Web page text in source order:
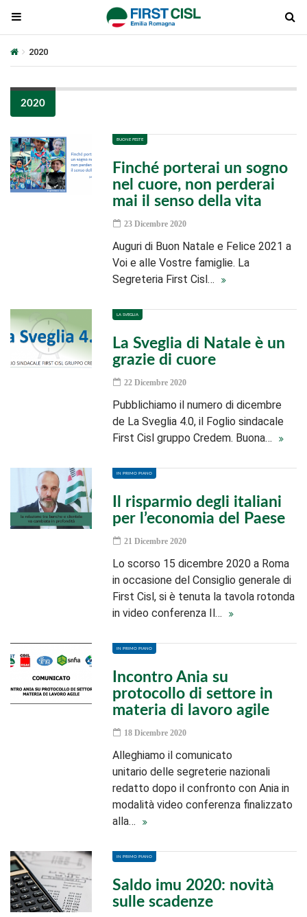
2020
2020
BUONE FESTE
Finché porterai un sogno
nel cuore, non perderai
mai il senso della vita
23 Dicembre 2020
Auguri di Buon Natale e Felice 2021 a
Voi e alle Vostre famiglie. La
Segreteria First Cisl…
LA SVEGLIA
La Sveglia di Natale è un
grazie di cuore
22 Dicembre 2020
Pubblichiamo il numero di dicembre
de La Sveglia 4.0, il Foglio sindacale
First Cisl gruppo Credem. Buona…
IN PRIMO PIANO
Il risparmio degli italiani
per l’economia del Paese
21 Dicembre 2020
Lo scorso 15 dicembre 2020 a Roma
in occasione del Consiglio generale di
First Cisl, si è tenuta la tavola rotonda
in video conferenza Il…
IN PRIMO PIANO
Incontro Ania su
protocollo di settore in
materia di lavoro agile
18 Dicembre 2020
Alleghiamo il comunicato
unitario delle segreterie nazionali
redatto dopo il confronto con Ania in
modalità video conferenza finalizzato
alla…
IN PRIMO PIANO
Saldo imu 2020: novità
sulle scadenze